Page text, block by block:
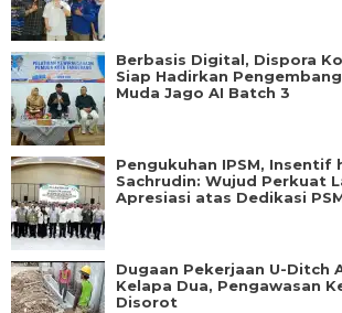
Berbasis Digital, Dispora
Siap Hadirkan
Muda Jago AI Batch 3
Pengukuhan IPSM, Insentif
Sachrudin: Wujud Perkuat
Apresiasi atas Dedikasi
Dugaan Pekerjaan U-Ditch
Kelapa Dua, Pengawasan
Disorot